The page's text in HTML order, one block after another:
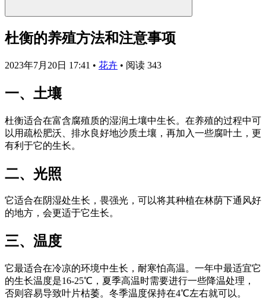
杜衡的养殖方法和注意事项
2023年7月20日 17:41 • 花卉 • 阅读 343
一、土壤
杜衡适合在富含腐殖质的湿润土壤中生长。在养殖的过程中可
以用疏松肥沃、排水良好地沙质土壤，再加入一些腐叶土，更
有利于它的生长。
二、光照
它适合在阴湿处生长，畏强光，可以将其种植在林荫下通风好
的地方，会更适于它生长。
三、温度
它最适合在冷凉的环境中生长，耐寒怕高温。一年中最适宜它
的生长温度是16-25℃，夏季高温时需要进行一些降温处理，
否则容易导致叶片枯萎。冬季温度保持在4℃左右就可以。